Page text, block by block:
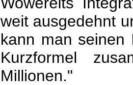
weit ausgedehnt
kann man seinen
Kurzformel
Millionen."